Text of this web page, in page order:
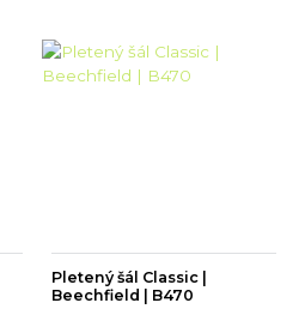
Pletený šál Classic |
Beechfield | B470